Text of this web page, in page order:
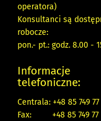
operatora)
Konsultanci są
robocze:
pon.- pt.: godz. 8.00 -
Informacje
telefoniczne:
Centrala: +48 85 749
Fax:
+48 85 749 77